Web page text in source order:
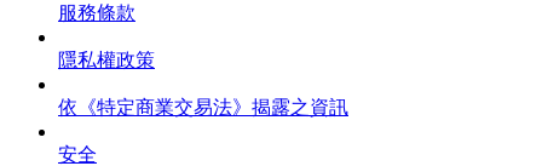
服務條款
隱私權政策
依《特定商業交易法》揭露之資訊
安全